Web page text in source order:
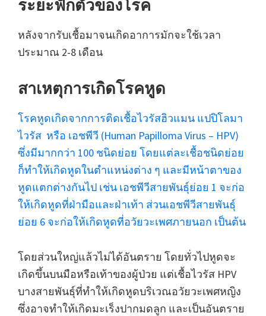
ระยะฟักตัวของโรค
หลังจากรับเชื้อมาจนเกิดอาการมักจะใช้เวลา
ประมาณ 2-8 เดือน
สาเหตุการเกิดโรคหูด
โรคหูดเกิดจากการติดเชื้อไวรัสฮิวแมน แปปิโลมา
ไวรัส หรือ เอชพีวี (Human Papilloma Virus – HPV)
ซึ่งมีมากกว่า 100 ชนิดย่อย โดยแต่ละเชื้อชนิดย่อย
ก็ทำให้เกิดหูดในตำแหน่งต่าง ๆ และมีหน้าตาของ
หูดแตกต่างกันไป เช่น เอชพีวีสายพันธุ์ย่อย 1 จะก่อ
ให้เกิดหูดที่ฝ่ามือและฝ่าเท้า ส่วนเอชพีวีสายพันธุ์
ย่อย 6 จะก่อให้เกิดหูดที่อวัยวะเพศภายนอก เป็นต้น
โดยส่วนใหญ่แล้วไม่ได้อันตราย โดยทั่วไปหูดจะ
เกิดขึ้นบนมือหรือเท้าของผู้ป่วย แต่เชื้อไวรัส HPV
บางสายพันธุ์ที่ทำให้เกิดหูดบริเวณอวัยวะเพศหญิง
ซึ่งอาจทำให้เกิดมะเร็งปากมดลูก และเป็นอันตราย